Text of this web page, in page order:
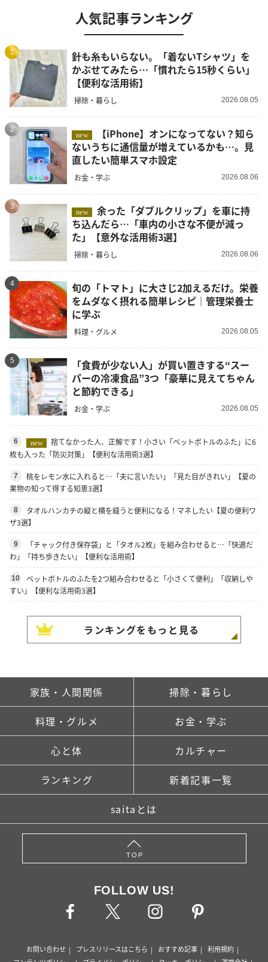
人気記事ランキング
1
針も糸もいらない。「着ないTシャツ」を
かぶせてみたら…「慣れたら15秒くらい」
【便利な活用術】
掃除・暮らし 2026.08.05
2
new
ないうちに通信量が増えているかも…。見
直したい簡単スマホ設定
お金・学ぶ 2026.08.06
3
new
余った「ダブルクリップ」を車に持
ち込んだら…「車内の小さな不便が減っ
た」【意外な活用術3選】
掃除・暮らし 2026.08.06
4
旬の「トマト」に大さじ2加えるだけ。栄養
をムダなく摂れる簡単レシピ｜管理栄養士
に学ぶ
料理・グルメ 2026.08.05
5
「食費が少ない人」が買い置きする“スー
パーの冷凍食品”3つ「豪華に見えてちゃん
と節約できる」
お金・学ぶ 2026.08.05
6 new
捨てなかった人、正解です！小さい「ペットボトルのふた」に6
枚も入った「防災対策」【便利な活用術3選】
7
桃をレモン水に入れると…「夫に言いたい」「見た目がきれい」【夏の
果物の知って得する知恵3選】
8
タオルハンカチの縦と横を縫うと便利になる！マネしたい【夏の便利ワ
ザ3選】
9
「チャック付き保存袋」と「タオル2枚」を組み合わせると…「快適だ
わ」「持ち歩きたい」【便利な活用術】
10
ペットボトルのふたを2つ組み合わせると「小さくて便利」「収納しや
すい」【便利な活用術3選】
ランキングをもっと見る
家族・人間関係 掃除・暮らし
料理・グルメ お金・学ぶ
心と体 カルチャー
ランキング 新着記事一覧
saitaとは
TOP
FOLLOW US!
お問い合わせ プレスリリースはこちら おすすめ記事
利用規約